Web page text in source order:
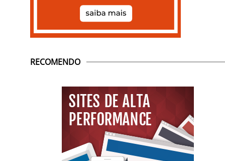
RECOMENDO